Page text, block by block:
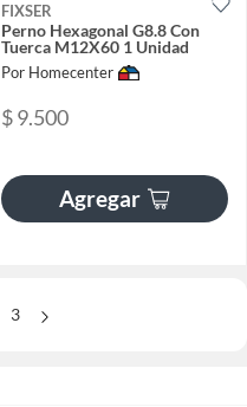
FIXSER
Perno Hexagonal G8.8 Con
Tuerca M12X60 1 Unidad
Por Homecenter
$ 9.500
Agregar
3